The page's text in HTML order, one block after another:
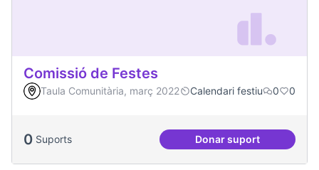
Comissió de Festes
Taula Comunitària, març 2022 Calendari festiu 0 0
0 Suports Donar suport
Comissió de